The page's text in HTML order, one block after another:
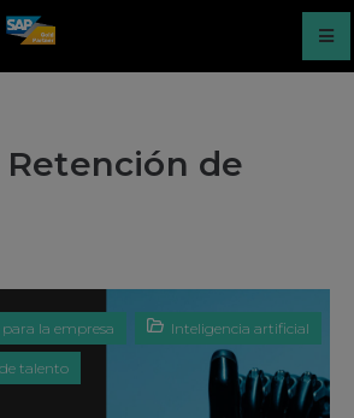
Retención de
para la empresa Inteligencia artificial
talento